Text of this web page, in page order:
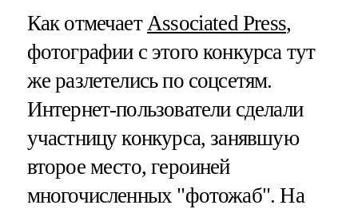
Как отмечаетAssociated Press,
фотографии с этого конкурса тут
же разлетелись по соцсетям.
Интернет-пользователи сделали
участницу конкурса, занявшую
второе место, героиней
многочисленных "фотожаб". На